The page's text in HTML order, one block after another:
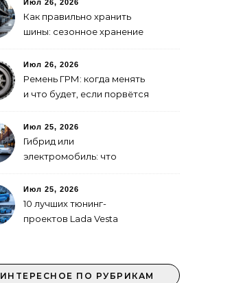
Июл 26, 2026
Как правильно хранить
шины: сезонное хранение
Июл 26, 2026
Ремень ГРМ: когда менять
и что будет, если порвётся
Июл 25, 2026
Гибрид или
электромобиль: что
Июл 25, 2026
10 лучших тюнинг-
проектов Lada Vesta
ИНТЕРЕСНОЕ ПО РУБРИКАМ